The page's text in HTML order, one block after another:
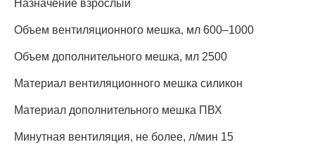
Назначение взрослый
Объем вентиляционного мешка, мл 600–1000
Объем дополнительного мешка, мл 2500
Материал вентиляционного мешка силикон
Материал дополнительного мешка ПВХ
Минутная вентиляция, не более, л/мин 15